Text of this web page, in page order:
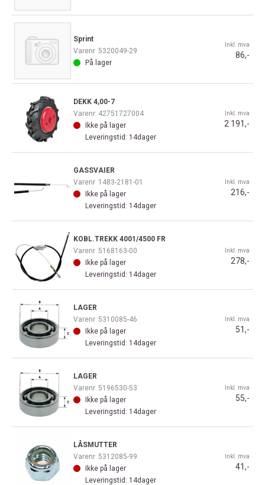
Sprint
Varenr 5320049-29
På lager
Inkl. mva
86,-
DEKK 4,00-7
Varenr 42751727004
Ikke på lager
Leveringstid: 14dager
Inkl. mva
2 191,-
GASSVAIER
Varenr 1483-2181-01
Ikke på lager
Leveringstid: 14dager
Inkl. mva
216,-
KOBL.TREKK 4001/4500 FR
Varenr 5168163-00
Ikke på lager
Leveringstid: 14dager
Inkl. mva
278,-
LAGER
Varenr 5310085-46
Ikke på lager
Leveringstid: 14dager
Inkl. mva
51,-
LAGER
Varenr 5196530-53
Ikke på lager
Leveringstid: 14dager
Inkl. mva
55,-
LÅSMUTTER
Varenr 5312085-99
Ikke på lager
Leveringstid: 14dager
Inkl. mva
41,-